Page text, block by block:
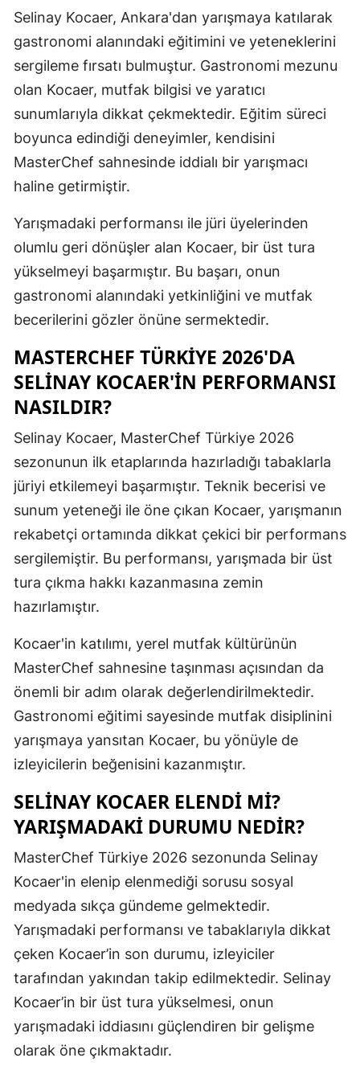
Gümüşhane
Hakkari
Mersin
İzmir
Kastamonu
Kırklareli
Konya
Kütahya
Malatya
Manisa
Muğla
Muş
Nevşehir
Rize
Sakarya
Siirt
Sivas
Tekirdağ
Selinay Kocaer, Ankara'dan yarışmaya katılarak
gastronomi alanındaki eğitimini ve yeteneklerini
sergileme fırsatı bulmuştur. Gastronomi mezunu
olan Kocaer, mutfak bilgisi ve yaratıcı
sunumlarıyla dikkat çekmektedir. Eğitim süreci
boyunca edindiği deneyimler, kendisini
MasterChef sahnesinde iddialı bir yarışmacı
haline getirmiştir.
Yarışmadaki performansı ile jüri üyelerinden
olumlu geri dönüşler alan Kocaer, bir üst tura
yükselmeyi başarmıştır. Bu başarı, onun
gastronomi alanındaki yetkinliğini ve mutfak
becerilerini gözler önüne sermektedir.
MASTERCHEF TÜRKIYE 2026'DA
SELINAY KOCAER'IN PERFORMANSI
NASILDIR?
Selinay Kocaer, MasterChef Türkiye 2026
sezonunun ilk etaplarında hazırladığı tabaklarla
jüriyi etkilemeyi başarmıştır. Teknik becerisi ve
sunum yeteneği ile öne çıkan Kocaer, yarışmanın
rekabetçi ortamında dikkat çekici bir performans
sergilemiştir. Bu performansı, yarışmada bir üst
tura çıkma hakkı kazanmasına zemin
hazırlamıştır.
Kocaer'in katılımı, yerel mutfak kültürünün
MasterChef sahnesine taşınması açısından da
önemli bir adım olarak değerlendirilmektedir.
Gastronomi eğitimi sayesinde mutfak disiplinini
yarışmaya yansıtan Kocaer, bu yönüyle de
izleyicilerin beğenisini kazanmıştır.
SELINAY KOCAER ELENDI MI?
YARIŞMADAKI DURUMU NEDIR?
MasterChef Türkiye 2026 sezonunda Selinay
Kocaer'in elenip elenmediği sorusu sosyal
medyada sıkça gündeme gelmektedir.
Yarışmadaki performansı ve tabaklarıyla dikkat
çeken Kocaer’in son durumu, izleyiciler
tarafından yakından takip edilmektedir. Selinay
Kocaer’in bir üst tura yükselmesi, onun
yarışmadaki iddiasını güçlendiren bir gelişme
olarak öne çıkmaktadır.